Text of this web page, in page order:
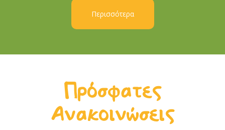
Περισσότερα
Πρόσφατες
Ανακοινώσεις